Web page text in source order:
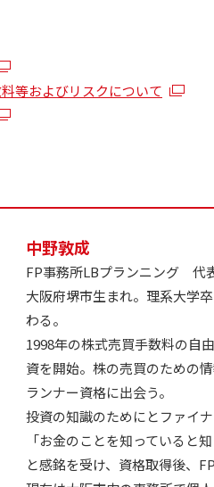
等およびリスクについて
中野敦成
FP事務所LBプランニング 代
大阪府堺市生まれ。理系大学
わる。
1998年の株式売買手数料の自
資を開始。株の売買のための
ランナー資格に出会う。
投資の知識のためにとファイ
「お金のことを知っていると
と感銘を受け、資格取得後、